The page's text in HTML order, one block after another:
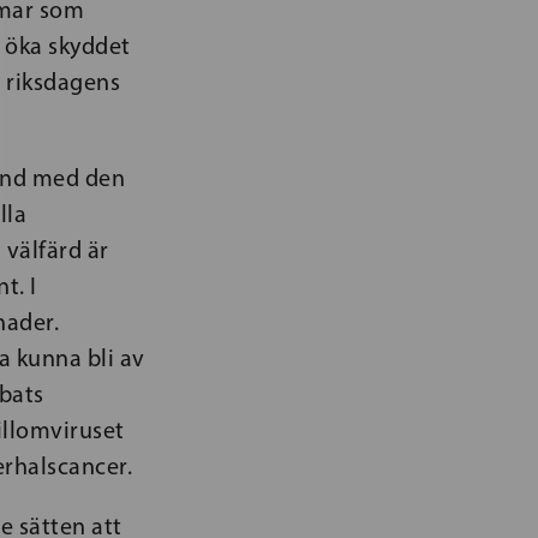
som
skyddet
med den
är
I
kunna bli av
sätten att